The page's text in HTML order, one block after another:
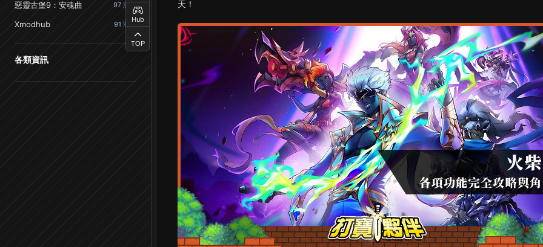
惡靈古堡9：安魂曲 97 瀏覽
Xmodhub 91 瀏覽
各類資訊
天！
Hub
TOP